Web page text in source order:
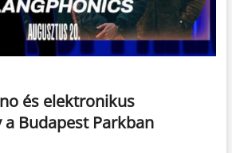
és elektronikus
Budapest Parkban